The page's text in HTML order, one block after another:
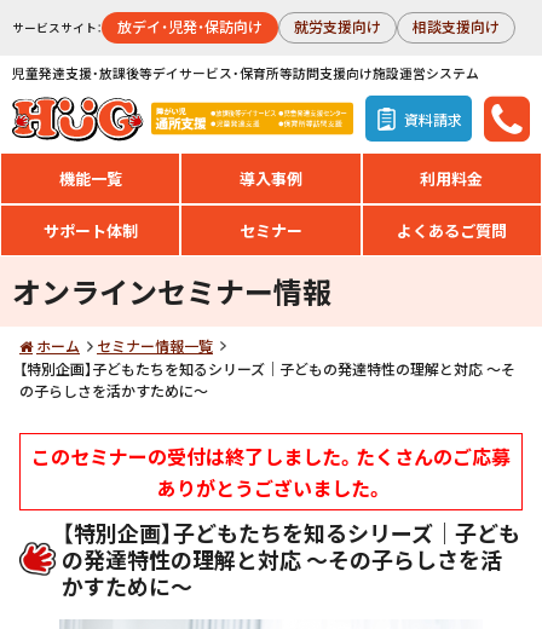
サービスサイト： 放デイ・児発・保訪向け 就労支援向け 相談支援向け
児童発達支援・放課後等デイサービス・保育所等訪問支援向け施設運営システム
資料請求
機能一覧 導入事例 利用料金
サポート体制 セミナー よくあるご質問
オンラインセミナー情報
ホーム
セミナー情報一覧
【特別企画】子どもたちを知るシリーズ｜子どもの発達特性の理解と対応 ～そ
の子らしさを活かすために～
このセミナーの受付は終了しました。たくさんのご応募
ありがとうございました。
【特別企画】子どもたちを知るシリーズ｜子ども
の発達特性の理解と対応 ～その子らしさを活
かすために～